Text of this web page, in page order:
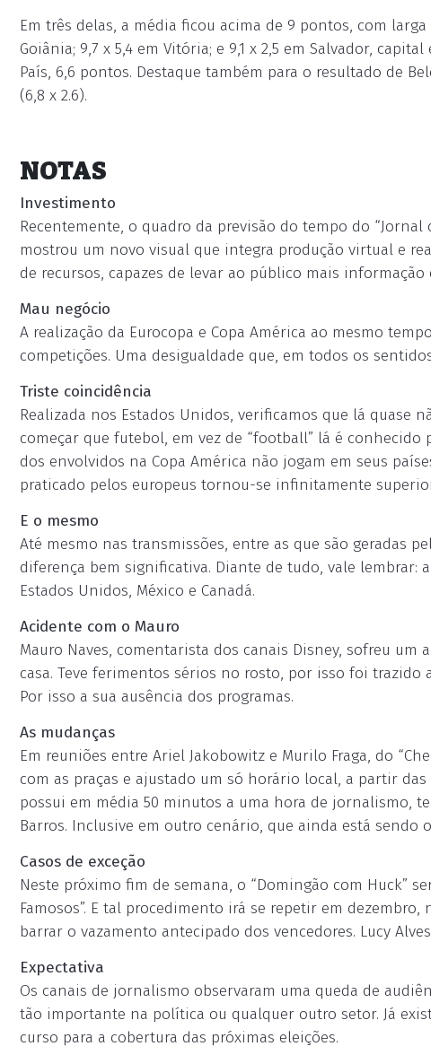
Em três delas, a média ficou acima de 9 pontos, com larga
Goiânia; 9,7 x 5,4 em Vitória; e 9,1 x 2,5 em Salvador,
País, 6,6 pontos. Destaque também para o resultado de
(6,8 x 2.6).
NOTAS
Investimento
Recentemente, o quadro da previsão do tempo do “Jornal
mostrou um novo visual que integra produção virtual e
de recursos, capazes de levar ao público mais informação
Mau negócio
A realização da Eurocopa e Copa América ao mesmo
competições. Uma desigualdade que, em todos os
Triste coincidência
Realizada nos Estados Unidos, verificamos que lá quase
começar que futebol, em vez de “football” lá é conhecido
dos envolvidos na Copa América não jogam em seus
praticado pelos europeus tornou-se infinitamente
E o mesmo
Até mesmo nas transmissões, entre as que são geradas
diferença bem significativa. Diante de tudo, vale lembrar:
Estados Unidos, México e Canadá.
Acidente com o Mauro
Mauro Naves, comentarista dos canais Disney, sofreu
casa. Teve ferimentos sérios no rosto, por isso foi trazido
Por isso a sua ausência dos programas.
As mudanças
Em reuniões entre Ariel Jakobowitz e Murilo Fraga, do
com as praças e ajustado um só horário local, a partir das
possui em média 50 minutos a uma hora de jornalismo,
Barros. Inclusive em outro cenário, que ainda está sendo
Casos de exceção
Neste próximo fim de semana, o “Domingão com Huck”
Famosos”. E tal procedimento irá se repetir em dezembro,
barrar o vazamento antecipado dos vencedores. Lucy
Expectativa
Os canais de jornalismo observaram uma queda de
tão importante na política ou qualquer outro setor. Já
curso para a cobertura das próximas eleições.